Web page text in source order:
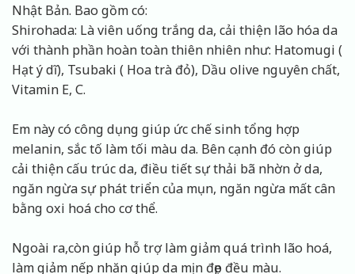
Nhật Bản. Bao gồm có:
Shirohada: Là viên uống trắng da, cải thiện lão hóa da
với thành phần hoàn toàn thiên nhiên như: Hatomugi (
Hạt ý dĩ), Tsubaki ( Hoa trà đỏ), Dầu olive nguyên chất,
Vitamin E, C.
Em này có công dụng giúp ức chế sinh tổng hợp
melanin, sắc tố làm tối màu da. Bên cạnh đó còn giúp
cải thiện cấu trúc da, điều tiết sự thải bã nhờn ở da,
ngăn ngừa sự phát triển của mụn, ngăn ngừa mất cân
bằng oxi hoá cho cơ thể.
Ngoài ra,còn giúp hỗ trợ làm giảm quá trình lão hoá,
làm giảm nếp nhăn giúp da mịn đẹp đều màu.